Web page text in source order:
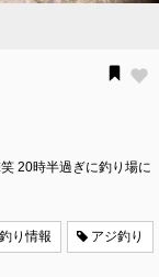
20時半過ぎに釣り場に
り情報 アジ釣り